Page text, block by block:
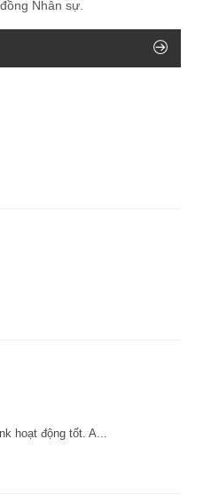
Nhân sự.
hoạt động tốt. A...